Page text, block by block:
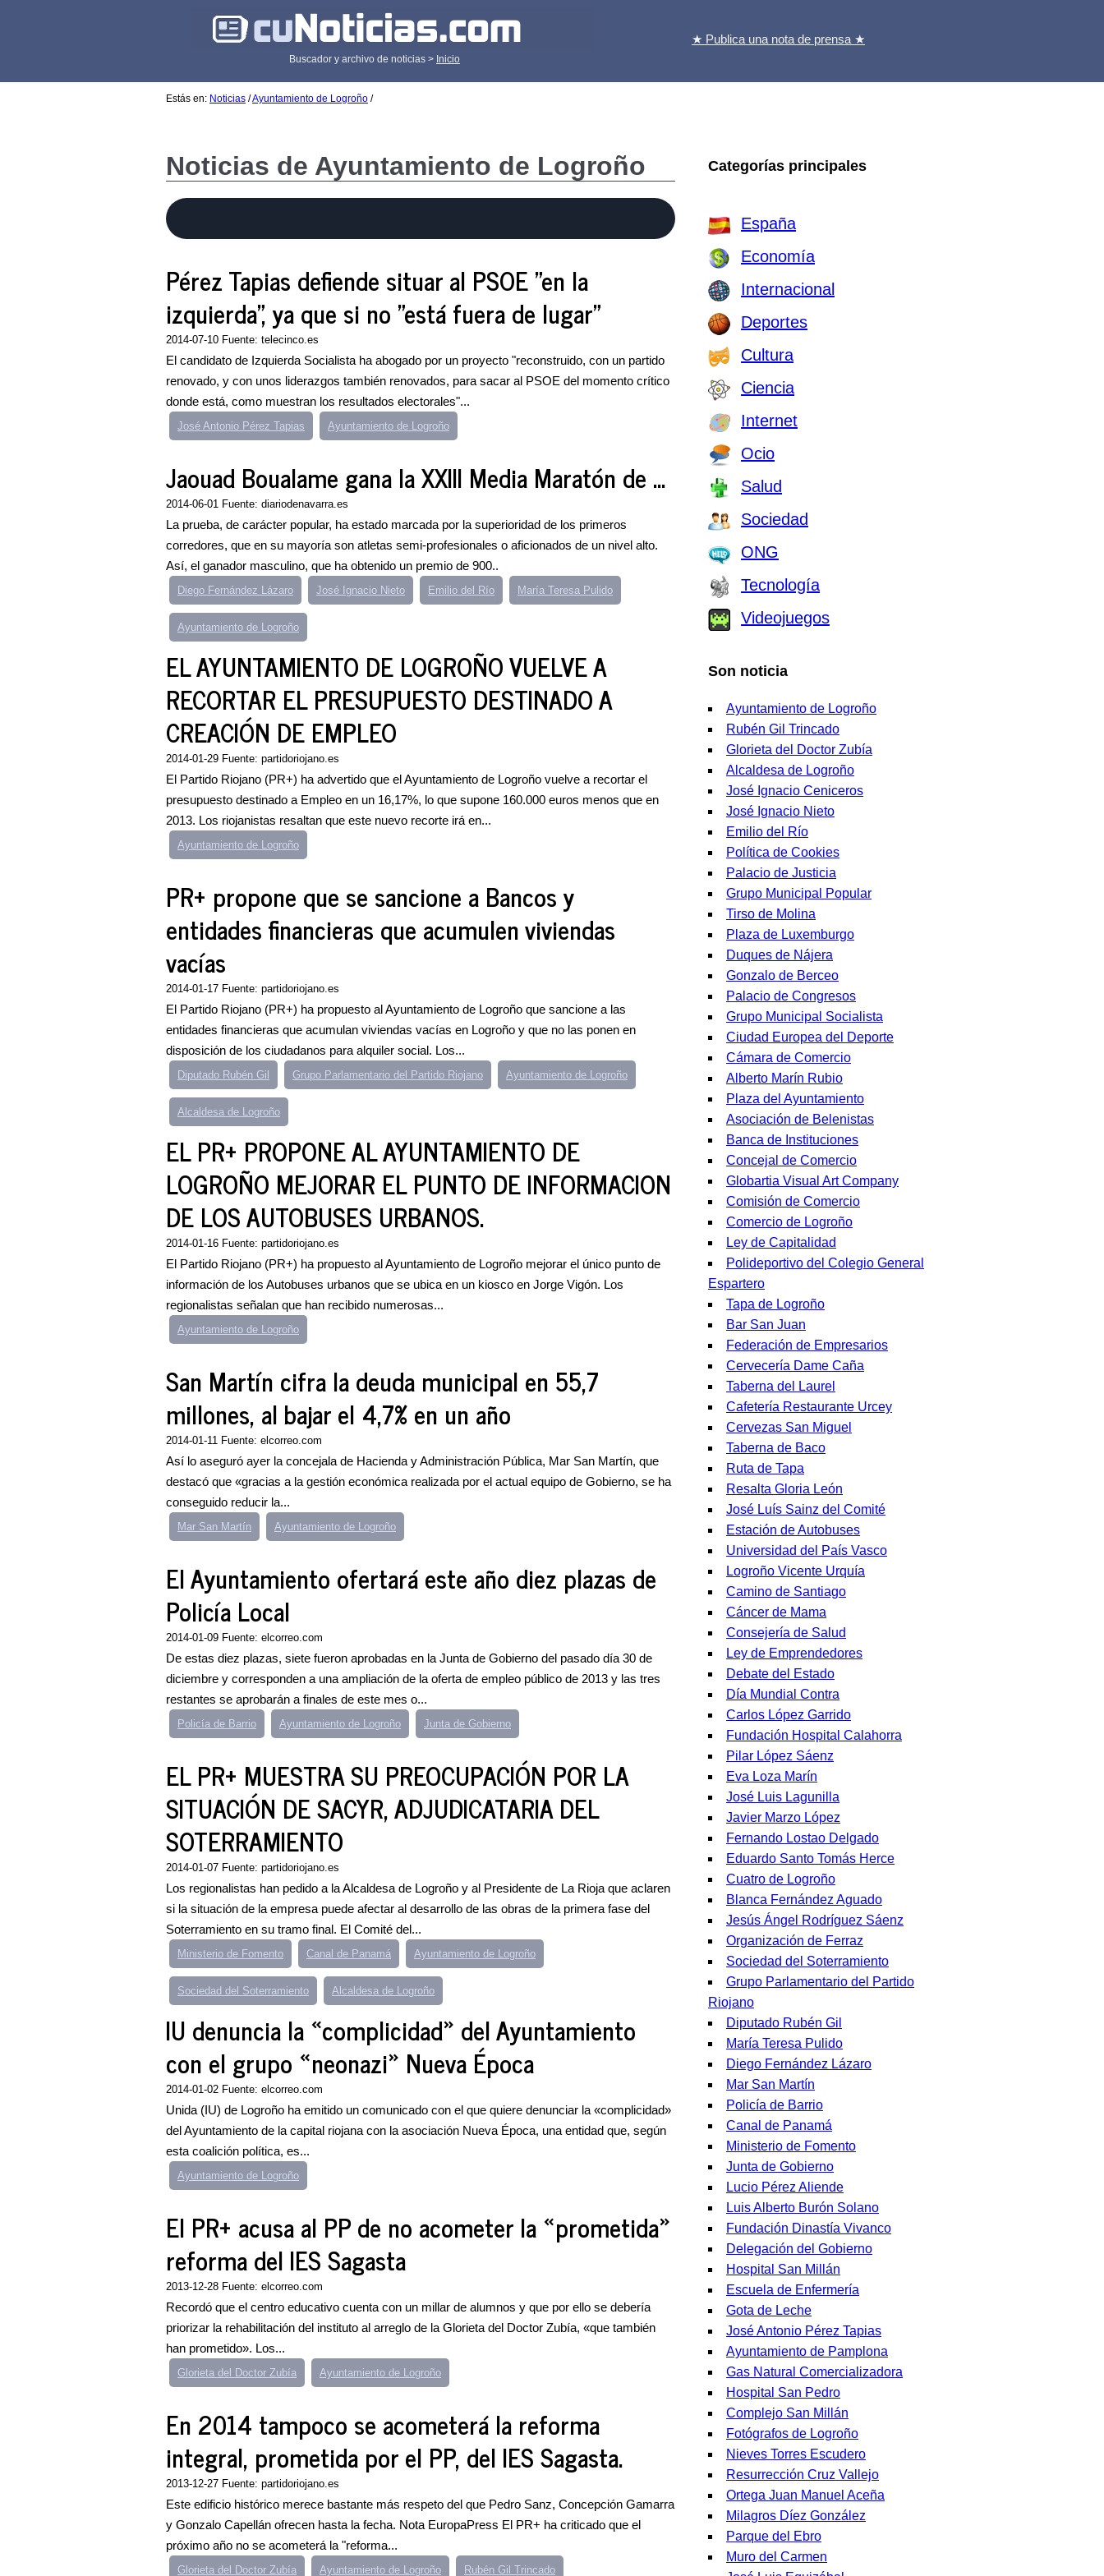
Buscador y archivo de noticias > Inicio
★ Publica una nota de prensa ★
Estás en: Noticias /Ayuntamiento de Logroño /
Noticias de Ayuntamiento de Logroño
Pérez Tapias defiende situar al PSOE "en la
izquierda", ya que si no "está fuera de lugar"
2014-07-10 Fuente: telecinco.es
El candidato de Izquierda Socialista ha abogado por un proyecto "reconstruido, con un partido
renovado, y con unos liderazgos también renovados, para sacar al PSOE del momento crítico
donde está, como muestran los resultados electorales"...
José Antonio Pérez Tapias Ayuntamiento de Logroño
Jaouad Boualame gana la XXIII Media Maratón de ...
2014-06-01 Fuente: diariodenavarra.es
La prueba, de carácter popular, ha estado marcada por la superioridad de los primeros
corredores, que en su mayoría son atletas semi-profesionales o aficionados de un nivel alto.
Así, el ganador masculino, que ha obtenido un premio de 900..
Diego Fernández Lázaro José Ignacio Nieto Emilio del Río María Teresa Pulido
Ayuntamiento de Logroño
EL AYUNTAMIENTO DE LOGROÑO VUELVE A
RECORTAR EL PRESUPUESTO DESTINADO A
CREACIÓN DE EMPLEO
2014-01-29 Fuente: partidoriojano.es
El Partido Riojano (PR+) ha advertido que el Ayuntamiento de Logroño vuelve a recortar el
presupuesto destinado a Empleo en un 16,17%, lo que supone 160.000 euros menos que en
2013. Los riojanistas resaltan que este nuevo recorte irá en...
Ayuntamiento de Logroño
PR+ propone que se sancione a Bancos y
entidades financieras que acumulen viviendas
vacías
2014-01-17 Fuente: partidoriojano.es
El Partido Riojano (PR+) ha propuesto al Ayuntamiento de Logroño que sancione a las
entidades financieras que acumulan viviendas vacías en Logroño y que no las ponen en
disposición de los ciudadanos para alquiler social. Los...
Diputado Rubén Gil Grupo Parlamentario del Partido Riojano Ayuntamiento de Logroño
Alcaldesa de Logroño
EL PR+ PROPONE AL AYUNTAMIENTO DE
LOGROÑO MEJORAR EL PUNTO DE INFORMACION
DE LOS AUTOBUSES URBANOS.
2014-01-16 Fuente: partidoriojano.es
El Partido Riojano (PR+) ha propuesto al Ayuntamiento de Logroño mejorar el único punto de
información de los Autobuses urbanos que se ubica en un kiosco en Jorge Vigón. Los
regionalistas señalan que han recibido numerosas...
Ayuntamiento de Logroño
San Martín cifra la deuda municipal en 55,7
millones, al bajar el 4,7% en un año
2014-01-11 Fuente: elcorreo.com
Así lo aseguró ayer la concejala de Hacienda y Administración Pública, Mar San Martín, que
destacó que «gracias a la gestión económica realizada por el actual equipo de Gobierno, se ha
conseguido reducir la...
Mar San Martín Ayuntamiento de Logroño
El Ayuntamiento ofertará este año diez plazas de
Policía Local
2014-01-09 Fuente: elcorreo.com
De estas diez plazas, siete fueron aprobadas en la Junta de Gobierno del pasado día 30 de
diciembre y corresponden a una ampliación de la oferta de empleo público de 2013 y las tres
restantes se aprobarán a finales de este mes o...
Policía de Barrio Ayuntamiento de Logroño Junta de Gobierno
EL PR+ MUESTRA SU PREOCUPACIÓN POR LA
SITUACIÓN DE SACYR, ADJUDICATARIA DEL
SOTERRAMIENTO
2014-01-07 Fuente: partidoriojano.es
Los regionalistas han pedido a la Alcaldesa de Logroño y al Presidente de La Rioja que aclaren
si la situación de la empresa puede afectar al desarrollo de las obras de la primera fase del
Soterramiento en su tramo final. El Comité del...
Ministerio de Fomento Canal de Panamá Ayuntamiento de Logroño
Sociedad del Soterramiento Alcaldesa de Logroño
IU denuncia la «complicidad» del Ayuntamiento
con el grupo «neonazi» Nueva Época
2014-01-02 Fuente: elcorreo.com
Unida (IU) de Logroño ha emitido un comunicado con el que quiere denunciar la «complicidad»
del Ayuntamiento de la capital riojana con la asociación Nueva Época, una entidad que, según
esta coalición política, es...
Ayuntamiento de Logroño
El PR+ acusa al PP de no acometer la «prometida»
reforma del IES Sagasta
2013-12-28 Fuente: elcorreo.com
Recordó que el centro educativo cuenta con un millar de alumnos y que por ello se debería
priorizar la rehabilitación del instituto al arreglo de la Glorieta del Doctor Zubía, «que también
han prometido». Los...
Glorieta del Doctor Zubía Ayuntamiento de Logroño
En 2014 tampoco se acometerá la reforma
integral, prometida por el PP, del IES Sagasta.
2013-12-27 Fuente: partidoriojano.es
Este edificio histórico merece bastante más respeto del que Pedro Sanz, Concepción Gamarra
y Gonzalo Capellán ofrecen hasta la fecha. Nota EuropaPress El PR+ ha criticado que el
próximo año no se acometerá la "reforma...
Glorieta del Doctor Zubía Ayuntamiento de Logroño Rubén Gil Trincado
Categorías principales
España
Economía
Internacional
Deportes
Cultura
Ciencia
Internet
Ocio
Salud
Sociedad
ONG
Tecnología
Videojuegos
Son noticia
Ayuntamiento de Logroño
Rubén Gil Trincado
Glorieta del Doctor Zubía
Alcaldesa de Logroño
José Ignacio Ceniceros
José Ignacio Nieto
Emilio del Río
Política de Cookies
Palacio de Justicia
Grupo Municipal Popular
Tirso de Molina
Plaza de Luxemburgo
Duques de Nájera
Gonzalo de Berceo
Palacio de Congresos
Grupo Municipal Socialista
Ciudad Europea del Deporte
Cámara de Comercio
Alberto Marín Rubio
Plaza del Ayuntamiento
Asociación de Belenistas
Banca de Instituciones
Concejal de Comercio
Globartia Visual Art Company
Comisión de Comercio
Comercio de Logroño
Ley de Capitalidad
Polideportivo del Colegio General
Espartero
Tapa de Logroño
Bar San Juan
Federación de Empresarios
Cervecería Dame Caña
Taberna del Laurel
Cafetería Restaurante Urcey
Cervezas San Miguel
Taberna de Baco
Ruta de Tapa
Resalta Gloria León
José Luís Sainz del Comité
Estación de Autobuses
Universidad del País Vasco
Logroño Vicente Urquía
Camino de Santiago
Cáncer de Mama
Consejería de Salud
Ley de Emprendedores
Debate del Estado
Día Mundial Contra
Carlos López Garrido
Fundación Hospital Calahorra
Pilar López Sáenz
Eva Loza Marín
José Luis Lagunilla
Javier Marzo López
Fernando Lostao Delgado
Eduardo Santo Tomás Herce
Cuatro de Logroño
Blanca Fernández Aguado
Jesús Ángel Rodríguez Sáenz
Organización de Ferraz
Sociedad del Soterramiento
Grupo Parlamentario del Partido
Riojano
Diputado Rubén Gil
María Teresa Pulido
Diego Fernández Lázaro
Mar San Martín
Policía de Barrio
Canal de Panamá
Ministerio de Fomento
Junta de Gobierno
Lucio Pérez Aliende
Luis Alberto Burón Solano
Fundación Dinastía Vivanco
Delegación del Gobierno
Hospital San Millán
Escuela de Enfermería
Gota de Leche
José Antonio Pérez Tapias
Ayuntamiento de Pamplona
Gas Natural Comercializadora
Hospital San Pedro
Complejo San Millán
Fotógrafos de Logroño
Nieves Torres Escudero
Resurrección Cruz Vallejo
Ortega Juan Manuel Aceña
Milagros Díez González
Parque del Ebro
Muro del Carmen